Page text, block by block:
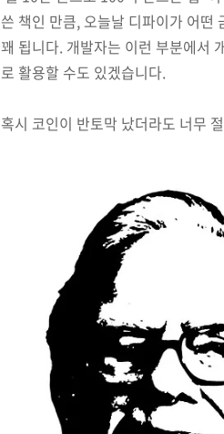
쓴 책인 만큼, 오늘날 디파이가 어떤
꽤 됩니다. 개발자는 이런 부분에서
로 활용할 수도 있겠습니다.
혹시 코인이 반토막 났더라도 너무